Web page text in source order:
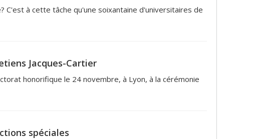
C'est à cette tâche qu'une soixantaine d'universitaires de
Jacques-Cartier
honorifique le 24 novembre, à Lyon, à la cérémonie
spéciales